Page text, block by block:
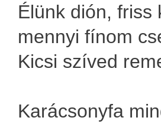
Élünk dión, friss
mennyi fínom
Kicsi szíved
Karácsonyfa